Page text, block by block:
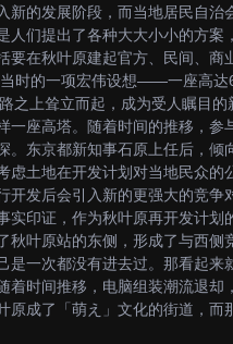
新的发展阶段，而当地居民自
人们提出了各种大大小小的方案
要在秋叶原建起官方、民间、
时的一项宏伟设想——一座高达
之上耸立而起，成为受人瞩目
一座高塔。随着时间的推移，
。东京都新知事石原上任后，倾
虑土地在开发计划对当地民众
开发后会引入新的更强大的竞
实印证，作为秋叶原再开发计划
秋叶原站的东侧，形成了与西侧
是一次都没有进去过。那看起来
着时间推移，电脑组装潮流退却
原成了「萌え」文化的街道，